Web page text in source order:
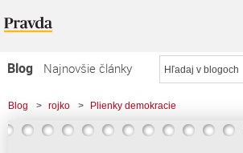
Blog
Najnovšie články
Najčítanejšie články
Najkomentovanejšie články
Blog > rojko > Plienky demokracie